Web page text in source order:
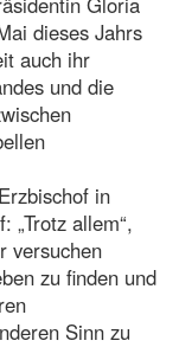
dieses Jahrs
auch ihr
und die
in
„Trotz allem“,
versuchen
zu finden und
Sinn zu